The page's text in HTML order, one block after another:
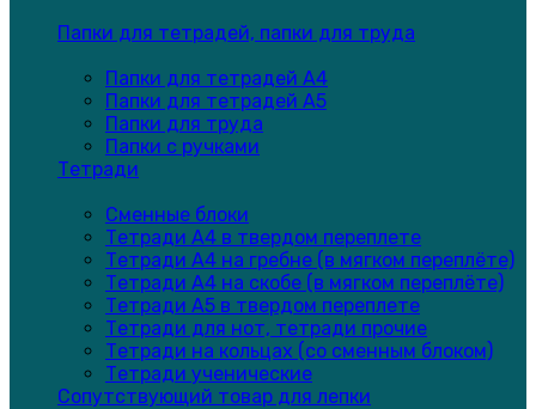
Папки для тетрадей, папки для труда
Папки для тетрадей А4
Папки для тетрадей А5
Папки для труда
Папки с ручками
Тетради
Сменные блоки
Тетради А4 в твердом переплете
Тетради А4 на гребне (в мягком переплёте)
Тетради А4 на скобе (в мягком переплёте)
Тетради А5 в твердом переплете
Тетради для нот, тетради прочие
Тетради на кольцах (со сменным блоком)
Тетради ученические
Сопутствующий товар для лепки